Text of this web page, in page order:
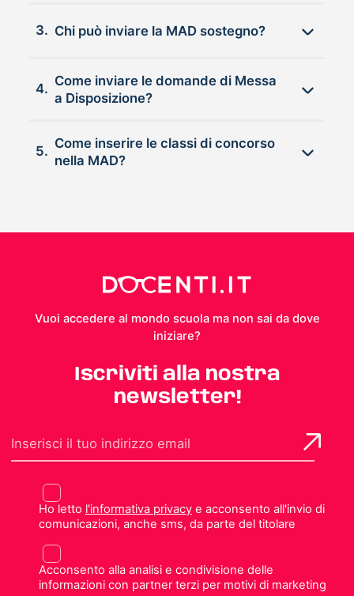
3. Chi può inviare la MAD sostegno?
4.
Come inviare le domande di Messa
a Disposizione?
5.
Come inserire le classi di concorso
nella MAD?
Vuoi accedere al mondo scuola ma non sai da dove
iniziare?
Iscriviti alla nostra
newsletter!
Ho letto l'informativa privacye acconsento all'invio di
comunicazioni, anche sms, da parte del titolare
Acconsento alla analisi e condivisione delle
informazioni con partner terzi per motivi di marketing